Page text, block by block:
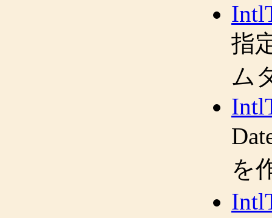
指
ム
を